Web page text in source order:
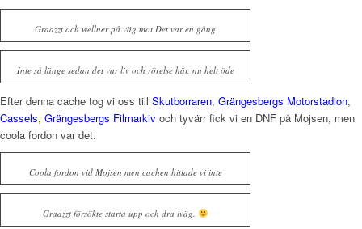
Graazzt och wellner på väg mot Det var en gång
Inte så länge sedan det var liv och rörelse här, nu helt öde
Efter denna cache tog vi oss till Skutborraren, Grängesbergs Motorstadion,
Cassels, Grängesbergs Filmarkiv och tyvärr fick vi en DNF på Mojsen, men
coola fordon var det.
Coola fordon vid Mojsen men cachen hittade vi inte
Graazzt försökte starta upp och dra iväg.